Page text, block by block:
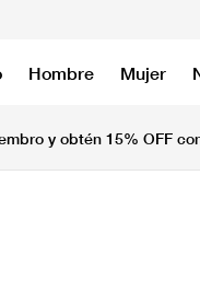
Hombre Mujer
y obtén 15% OFF